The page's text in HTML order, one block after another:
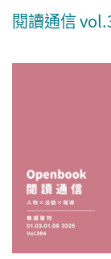
閱讀通信